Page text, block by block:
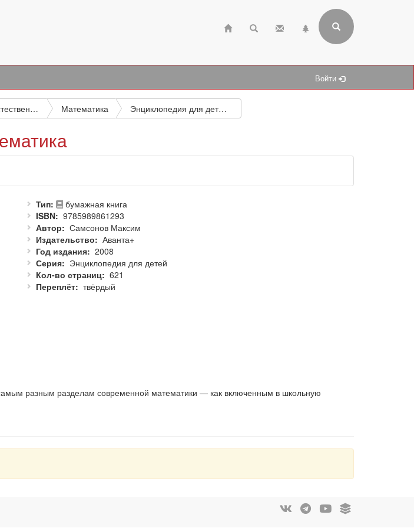
Войти
Математика. Естественные науки. Науки об окружающей среде. Экология Математика Энциклопедия для детей. Том 11. Математика
Тип
бумажная книга
ISBN
9785989861293
Автор
Самсонов Максим
Издательство
Аванта+
Год издания
2008
Серия
Энциклопедия для детей
Кол-во страниц
621
Переплёт
твёрдый
разным разделам современной математики — как включенным в школьную
и популярная книга для чтения, которую отличают полнота содержания и
и преподаватели. Яркие и красочные иллюстрации, схемы, графики пробуждают